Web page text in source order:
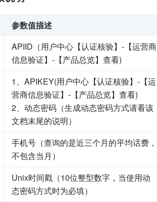
参数值描述
APIID（用户中心【认证核验】-【运营商
信息验证】-【产品总览】查看)
1、APIKEY(用户中心【认证核验】-【运
营商信息验证】-【产品总览】查看)
2、动态密码（生成动态密码方式请看该
文档末尾的说明）
手机号（查询的是近三个月的平均话费，
不包含当月）
Unix时间戳（10位整型数字，当使用动
态密码方式时为必填）